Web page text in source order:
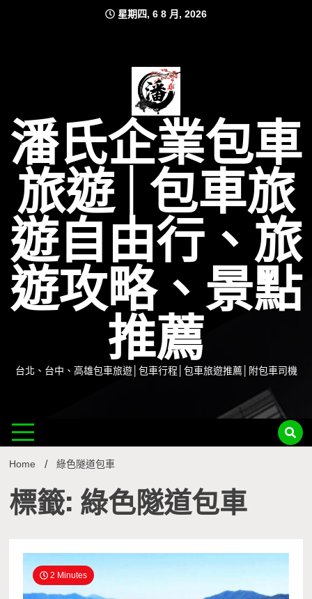
星期四, 6 8 月, 2026
潘氏企業包車
旅遊│包車旅
遊自由行、旅
遊攻略、景點
推薦
台北、台中、高雄包車旅遊│包車行程│包車旅遊推薦│附包車司機
Home 綠色隧道包車
標籤: 綠色隧道包車
2 Minutes